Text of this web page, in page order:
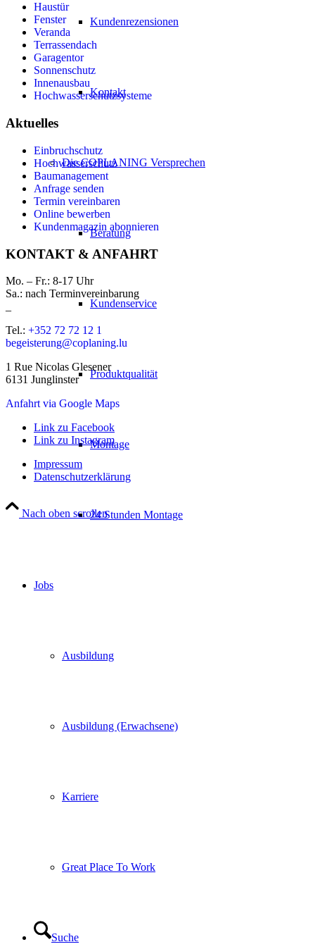
Kundenrezensionen
Kontakt
Die COPLANING Versprechen
Beratung
Kundenservice
Produktqualität
Montage
24 Stunden Montage
Jobs
Ausbildung
Ausbildung (Erwachsene)
Karriere
Great Place To Work
Suche
Haustür
Fenster
Veranda
Terrassendach
Garagentor
Sonnenschutz
Innenausbau
Hochwasserschutzsysteme
Aktuelles
Einbruchschutz
Hochwasserschutz
Baumanagement
Anfrage senden
Termin vereinbaren
Online bewerben
Kundenmagazin abonnieren
KONTAKT & ANFAHRT
Mo. – Fr.: 8-17 Uhr
Sa.: nach Terminvereinbarung
Tel.: +352 72 72 12 1
begeisterung@coplaning.lu
1 Rue Nicolas Glesener
6131 Junglinster
Anfahrt via Google Maps
Link zu Facebook
Link zu Instagram
Impressum
Datenschutzerklärung
Nach oben scrollen